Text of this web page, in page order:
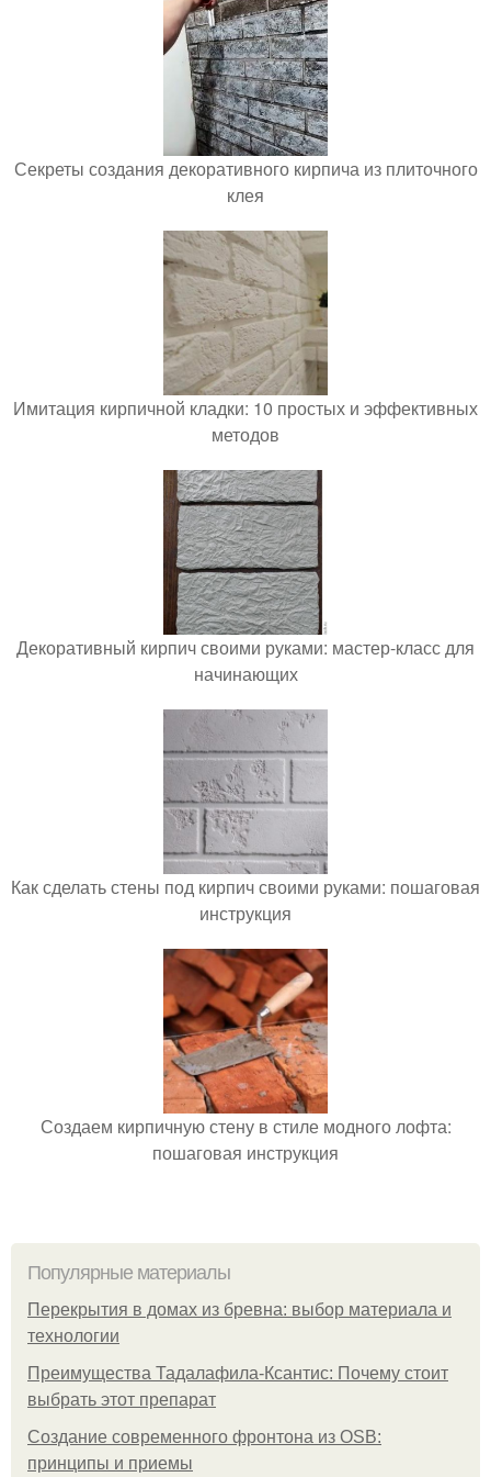
Секреты создания декоративного кирпича из плиточного
клея
Имитация кирпичной кладки: 10 простых и эффективных
методов
Декоративный кирпич своими руками: мастер-класс для
начинающих
Как сделать стены под кирпич своими руками: пошаговая
инструкция
Создаем кирпичную стену в стиле модного лофта:
пошаговая инструкция
Популярные материалы
Перекрытия в домах из бревна: выбор материала и
технологии
Преимущества Тадалафила-Ксантис: Почему стоит
выбрать этот препарат
Создание современного фронтона из OSB:
принципы и приемы